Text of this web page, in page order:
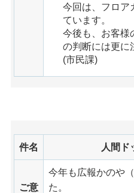
今回は、フロア
ています。
今後も、お客様
の判断には更に
(市民課)
件名 人間ド
ご意
今年も広報かのや
た。